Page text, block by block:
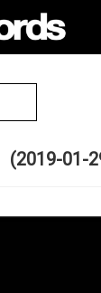
(2019-01-